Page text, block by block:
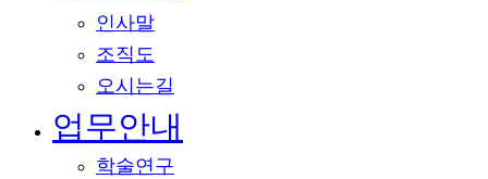
인사말
조직도
오시는길
업무안내
학술연구